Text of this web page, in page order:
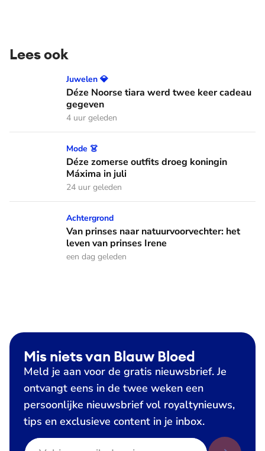
Lees ook
Déze Noorse tiara werd twee keer cadeau gegeven
Juwelen 💎
Déze Noorse tiara werd twee keer cadeau
gegeven
4 uur geleden
Déze zomerse outfits droeg koningin Máxima in juli
Mode 👗
Déze zomerse outfits droeg koningin
Máxima in juli
24 uur geleden
Van prinses naar natuurvoorvechter: het leven van prinses
Achtergrond
Van prinses naar natuurvoorvechter: het
leven van prinses Irene
een dag geleden
Mis niets van Blauw Bloed
Meld je aan voor de gratis nieuwsbrief. Je
ontvangt eens in de twee weken een
persoonlijke nieuwsbrief vol royaltynieuws,
tips en exclusieve content in je inbox.
E-mailadres